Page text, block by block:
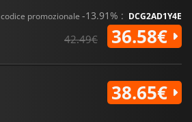
codice promozionale -13.91% : DCG2AD1Y4E
42.49€ 36.58€
38.65€